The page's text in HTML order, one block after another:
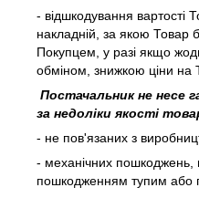
- відшкодування вартості
накладній, за якою Товар
Покупцем, у разі якщо
обміном, знижкою ціни на
Постачальник не несе
за недоліки якості
- не пов'язаних з
- механічних пошкоджень,
пошкодженням тупим або